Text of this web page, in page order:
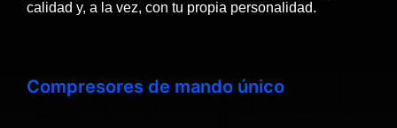
calidad y, a la vez, con tu propia personalidad.
Compresores de mando único